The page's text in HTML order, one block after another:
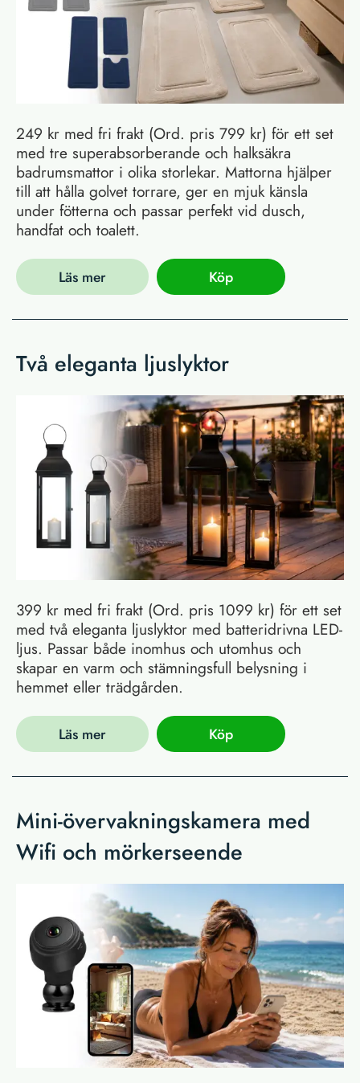
249 kr med fri frakt (Ord. pris 799 kr) för ett set
med tre superabsorberande och halksäkra
badrumsmattor i olika storlekar. Mattorna hjälper
till att hålla golvet torrare, ger en mjuk känsla
under fötterna och passar perfekt vid dusch,
handfat och toalett.
Läs mer Köp
Två eleganta ljuslyktor
399 kr med fri frakt (Ord. pris 1099 kr) för ett set
med två eleganta ljuslyktor med batteridrivna LED-
ljus. Passar både inomhus och utomhus och
skapar en varm och stämningsfull belysning i
hemmet eller trädgården.
Läs mer Köp
Mini-övervakningskamera med
Wifi och mörkerseende